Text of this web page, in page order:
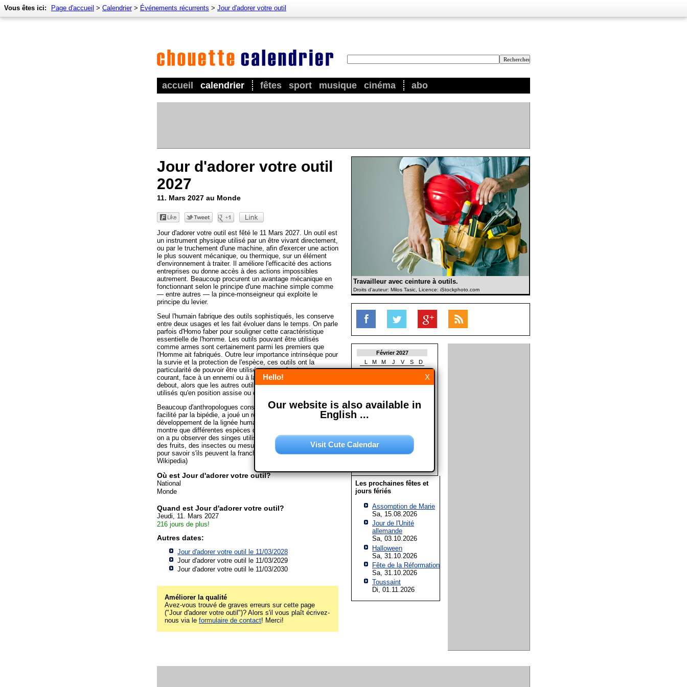
accueil calendrier fêtes sport musique cinéma abo
Vous êtes ici: Page d'accueil > Calendrier> Événements récurrents > Jour d'adorer votre outil
Jour d'adorer votre outil
2027
11. Mars 2027 au Monde
Jour d'adorer votre outil est fêté le 11 Mars 2027. Un outil est
un instrument physique utilisé par un être vivant directement,
ou par le truchement d'une machine, afin d'exercer une action
le plus souvent mécanique, ou thermique, sur un élément
d'environnement à traiter. Il améliore l'efficacité des actions
entreprises ou donne accès à des actions impossibles
autrement. Beaucoup procurent un avantage mécanique en
fonctionnant selon le principe d'une machine simple comme
— entre autres — la pince-monseigneur qui exploite le
principe du levier.
Seul l'humain fabrique des outils sophistiqués, les conserve
entre deux usages et les fait évoluer dans le temps. On parle
parfois d'Homo faber pour souligner cette caractéristique
essentielle de l'homme. Les outils pouvant être utilisés
comme armes sont certainement parmi les premiers que
l'Homme ait fabriqués. Outre leur importance intrinsèque pour
la survie et la protection de l'espèce, ces outils ont la
particularité de pouvoir être utilisés en marchant ou en
courant, face à un ennemi ou à la poursuite d'une proie, donc
debout, alors que les autres outils primitifs ne pouvaient être
utilisés qu'en position assise ou du moins statique
Beaucoup d'anthropologues considèrent que l'usage d'outils,
facilité par la bipédie, a joué un rôle déterminant dans le
développement de la lignée humaine. Toutefois l'observation
montre que différentes espèces d'animaux en utilisent. Ainsi
on a pu observer des singes utiliser des bâtons pour attraper
des fruits, des insectes ou mesurer la profondeur d'une mare
pour savoir s'ils peuvent la franchir. (Avec materiél de la
Wikipedia)
Où est Jour d'adorer votre outil?
National
Monde
Quand est Jour d'adorer votre outil?
Jeudi, 11. Mars 2027
216 jours de plus!
Autres dates:
Jour d'adorer votre outil le 11/03/2028
Jour d'adorer votre outil le 11/03/2029
Jour d'adorer votre outil le 11/03/2030
Améliorer la qualité
Avez-vous trouvé de graves erreurs sur cette page
("Jour d'adorer votre outil")? Alors s'il vous plaît écrivez-
nous via le formulaire de contact! Merci!
Travailleur avec ceinture à outils.
Droits d'auteur: Milos Tasic, Licence: iStockphoto.com
Février 2027
L
M M J V S
D
1
2 3 4 5 6
7
15 16 17 18 19 20 21
Mars 2027
L
8
9 10 11 12 13
15
16
27
Les prochaines fêtes et
jours fériés
Assomption de Marie
Sa, 15.08.2026
Jour de l'Unité
allemande
Sa, 03.10.2026
Halloween
Sa, 31.10.2026
Fête de la Réformation
Sa, 31.10.2026
Toussaint
Di, 01.11.2026
X
Hello!
Our website is also available in
English ...
Visit Cute Calendar